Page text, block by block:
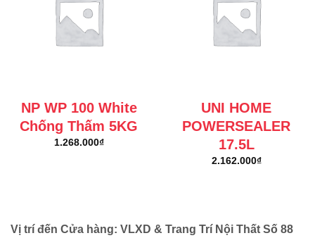
NP WP 100 White
Chống Thấm 5KG
1.268.000₫
UNI HOME
POWERSEALER
17.5L
2.162.000₫
Vị trí đến Cửa hàng: VLXD & Trang Trí Nội Thất Số 88